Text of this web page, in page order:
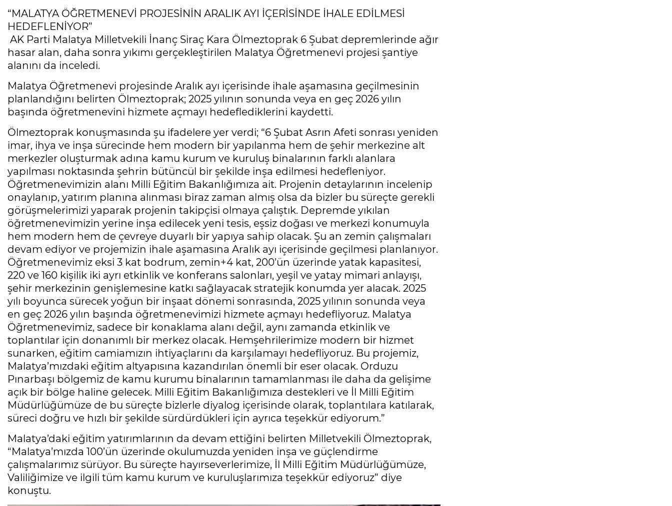
“MALATYA ÖĞRETMENEVİ PROJESİNİN ARALIK AYI İÇERİSİNDE İHALE EDİLMESİ
HEDEFLENİYOR”
AK Parti Malatya Milletvekili İnanç Siraç Kara Ölmeztoprak 6 Şubat depremlerinde ağır
hasar alan, daha sonra yıkımı gerçekleştirilen Malatya Öğretmenevi projesi şantiye
alanını da inceledi.
Malatya Öğretmenevi projesinde Aralık ayı içerisinde ihale aşamasına geçilmesinin
planlandığını belirten Ölmeztoprak; 2025 yılının sonunda veya en geç 2026 yılın
başında öğretmenevini hizmete açmayı hedeflediklerini kaydetti.
Ölmeztoprak konuşmasında şu ifadelere yer verdi; “6 Şubat Asrın Afeti sonrası yeniden
imar, ihya ve inşa sürecinde hem modern bir yapılanma hem de şehir merkezine alt
merkezler oluşturmak adına kamu kurum ve kuruluş binalarının farklı alanlara
yapılması noktasında şehrin bütüncül bir şekilde inşa edilmesi hedefleniyor.
Öğretmenevimizin alanı Milli Eğitim Bakanlığımıza ait. Projenin detaylarının incelenip
onaylanıp, yatırım planına alınması biraz zaman almış olsa da bizler bu süreçte gerekli
görüşmelerimizi yaparak projenin takipçisi olmaya çalıştık. Depremde yıkılan
öğretmenevimizin yerine inşa edilecek yeni tesis, eşsiz doğası ve merkezi konumuyla
hem modern hem de çevreye duyarlı bir yapıya sahip olacak. Şu an zemin çalışmaları
devam ediyor ve projemizin ihale aşamasına Aralık ayı içerisinde geçilmesi planlanıyor.
Öğretmenevimiz eksi 3 kat bodrum, zemin+4 kat, 200’ün üzerinde yatak kapasitesi,
220 ve 160 kişilik iki ayrı etkinlik ve konferans salonları, yeşil ve yatay mimari anlayışı,
şehir merkezinin genişlemesine katkı sağlayacak stratejik konumda yer alacak. 2025
yılı boyunca sürecek yoğun bir inşaat dönemi sonrasında, 2025 yılının sonunda veya
en geç 2026 yılın başında öğretmenevimizi hizmete açmayı hedefliyoruz. Malatya
Öğretmenevimiz, sadece bir konaklama alanı değil, aynı zamanda etkinlik ve
toplantılar için donanımlı bir merkez olacak. Hemşehrilerimize modern bir hizmet
sunarken, eğitim camiamızın ihtiyaçlarını da karşılamayı hedefliyoruz. Bu projemiz,
Malatya’mızdaki eğitim altyapısına kazandırılan önemli bir eser olacak. Orduzu
Pınarbaşı bölgemiz de kamu kurumu binalarının tamamlanması ile daha da gelişime
açık bir bölge haline gelecek. Milli Eğitim Bakanlığımıza destekleri ve İl Milli Eğitim
Müdürlüğümüze de bu süreçte bizlerle diyalog içerisinde olarak, toplantılara katılarak,
süreci doğru ve hızlı bir şekilde sürdürdükleri için ayrıca teşekkür ediyorum.”
Malatya’daki eğitim yatırımlarının da devam ettiğini belirten Milletvekili Ölmeztoprak,
“Malatya’mızda 100’ün üzerinde okulumuzda yeniden inşa ve güçlendirme
çalışmalarımız sürüyor. Bu süreçte hayırseverlerimize, İl Milli Eğitim Müdürlüğümüze,
Valiliğimize ve ilgili tüm kamu kurum ve kuruluşlarımıza teşekkür ediyoruz” diye
konuştu.